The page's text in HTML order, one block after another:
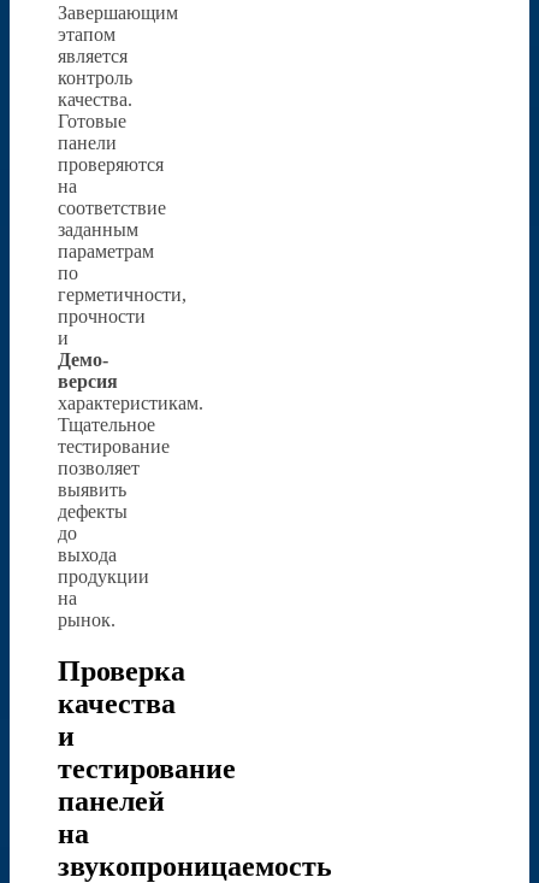
Завершающим
этапом
является
контроль
качества.
Готовые
панели
проверяются
на
соответствие
заданным
параметрам
по
герметичности,
прочности
и
Демо-
версия
характеристикам.
Тщательное
тестирование
позволяет
выявить
дефекты
до
выхода
продукции
на
рынок.
Проверка
качества
и
тестирование
панелей
на
звукопроницаемость